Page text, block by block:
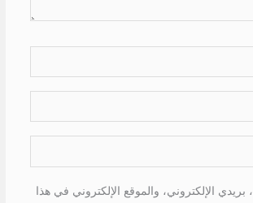
الإلكتروني، والموقع الإلكتروني في هذا